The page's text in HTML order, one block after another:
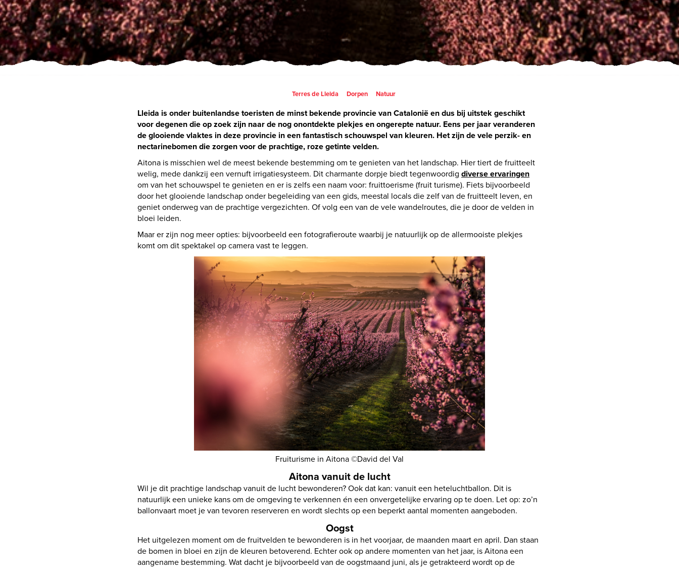
Terres de Lleida Dorpen Natuur
Lleida is onder buitenlandse toeristen de minst bekende provincie van Catalonië en dus bij uitstek geschikt
voor degenen die op zoek zijn naar de nog onontdekte plekjes en ongerepte natuur. Eens per jaar veranderen
de glooiende vlaktes in deze provincie in een fantastisch schouwspel van kleuren. Het zijn de vele perzik- en
nectarinebomen die zorgen voor de prachtige, roze getinte velden.
Aitona is misschien wel de meest bekende bestemming om te genieten van het landschap. Hier tiert de fruitteelt
welig, mede dankzij een vernuft irrigatiesysteem. Dit charmante dorpje biedt tegenwoordig diverse ervaringen
om van het schouwspel te genieten en er is zelfs een naam voor: fruittoerisme (fruit turisme). Fiets bijvoorbeeld
door het glooiende landschap onder begeleiding van een gids, meestal locals die zelf van de fruitteelt leven, en
geniet onderweg van de prachtige vergezichten. Of volg een van de vele wandelroutes, die je door de velden in
bloei leiden.
Maar er zijn nog meer opties: bijvoorbeeld een fotografieroute waarbij je natuurlijk op de allermooiste plekjes
komt om dit spektakel op camera vast te leggen.
Fruiturisme in Aitona ©David del Val
Aitona vanuit de lucht
Wil je dit prachtige landschap vanuit de lucht bewonderen? Ook dat kan: vanuit een heteluchtballon. Dit is
natuurlijk een unieke kans om de omgeving te verkennen én een onvergetelijke ervaring op te doen. Let op: zo’n
ballonvaart moet je van tevoren reserveren en wordt slechts op een beperkt aantal momenten aangeboden.
Oogst
Het uitgelezen moment om de fruitvelden te bewonderen is in het voorjaar, de maanden maart en april. Dan staan
de bomen in bloei en zijn de kleuren betoverend. Echter ook op andere momenten van het jaar, is Aitona een
aangename bestemming. Wat dacht je bijvoorbeeld van de oogstmaand juni, als je getrakteerd wordt op de